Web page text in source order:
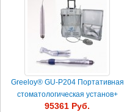
Greeloy® GU-P204 Портативная
стоматологическая установ+
YUSENDENT® наконечники к...
95361 Руб.